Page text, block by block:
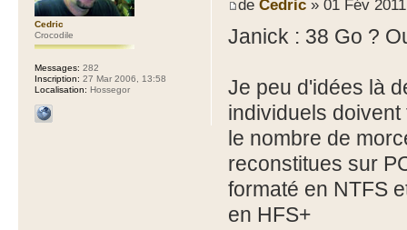
de Cedric» 01 Fév
Janick : 38 Go ?
Je peu d'idées là
individuels
le nombre de
reconstitues sur
formaté en NTFS
en HFS+
Cedric
Crocodile
Messages: 282
Inscription: 27 Mar 2006, 13:58
Localisation: Hossegor